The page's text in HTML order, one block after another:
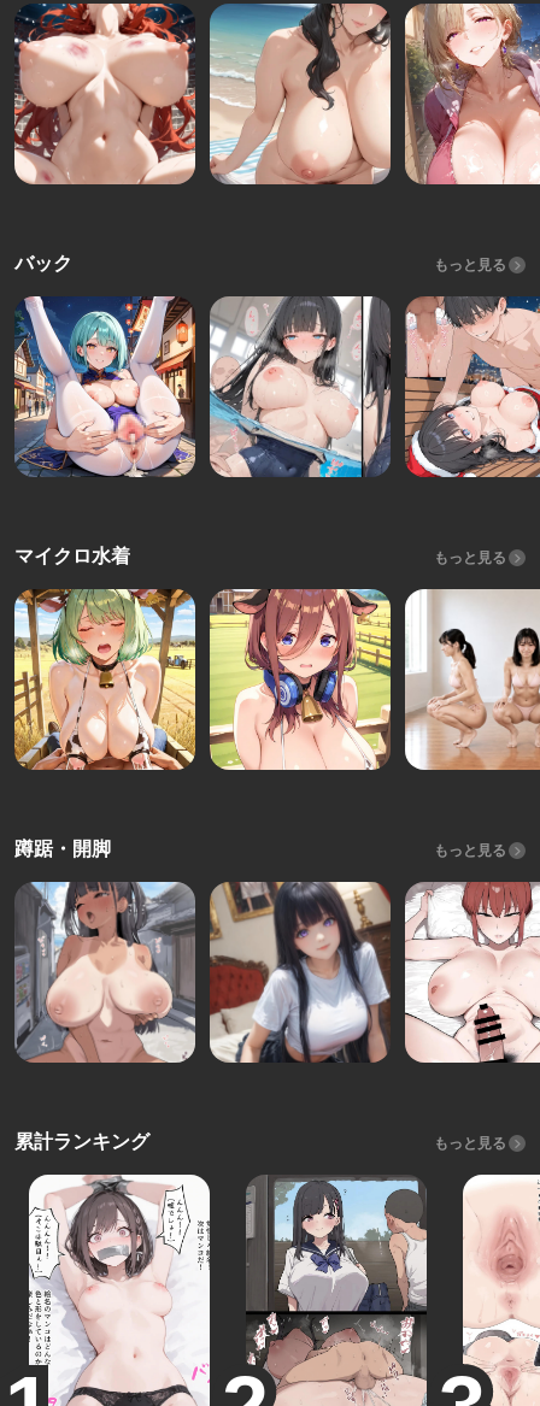
バック もっと見る
マイクロ水着 もっと見る
蹲踞・開脚 もっと見る
累計ランキング もっと見る